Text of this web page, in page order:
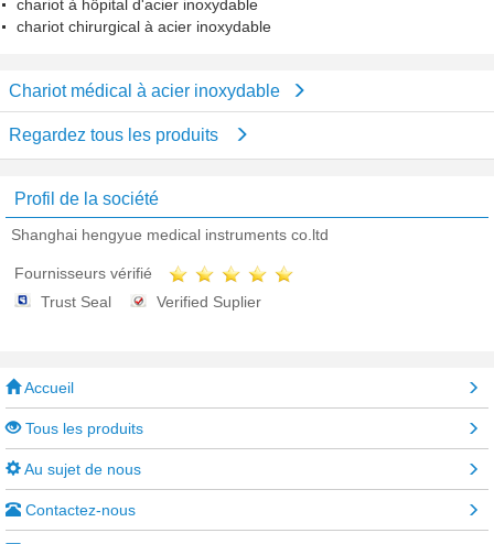
chariot à hôpital d'acier inoxydable
chariot chirurgical à acier inoxydable
Chariot médical à acier inoxydable
Regardez tous les produits
Profil de la société
Shanghai hengyue medical instruments co.ltd
Fournisseurs vérifié
Trust Seal
Verified Suplier
Accueil
Tous les produits
Au sujet de nous
Contactez-nous